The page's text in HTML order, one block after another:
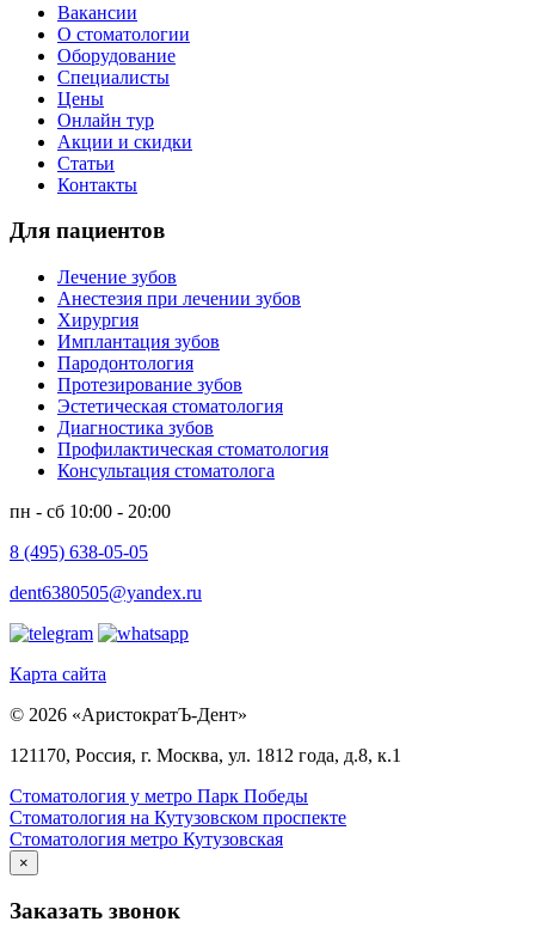
Вакансии
О стоматологии
Оборудование
Специалисты
Цены
Онлайн тур
Акции и скидки
Статьи
Контакты
Для пациентов
Лечение зубов
Анестезия при лечении зубов
Хирургия
Имплантация зубов
Пародонтология
Протезирование зубов
Эстетическая стоматология
Диагностика зубов
Профилактическая стоматология
Консультация стоматолога
пн - сб 10:00 - 20:00
8 (495) 638-05-05
dent6380505@yandex.ru
Карта сайта
© 2026 «АристократЪ-Дент»
121170, Россия, г. Москва, ул. 1812 года, д.8, к.1
Стоматология у метро Парк Победы
Стоматология на Кутузовском проспекте
Стоматология метро Кутузовская
×
Заказать звонок